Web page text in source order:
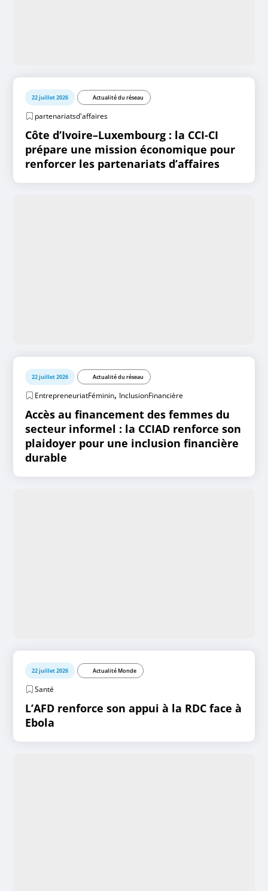
22 juillet 2026 Actualité du réseau
partenariatsd'affaires
Côte d’Ivoire–Luxembourg : la CCI-CI
prépare une mission économique pour
renforcer les partenariats d’affaires
22 juillet 2026 Actualité du réseau
EntrepreneuriatFéminin, InclusionFinancière
Accès au financement des femmes du
secteur informel : la CCIAD renforce son
plaidoyer pour une inclusion financière
durable
22 juillet 2026 Actualité Monde
Santé
L’AFD renforce son appui à la RDC face à
Ebola